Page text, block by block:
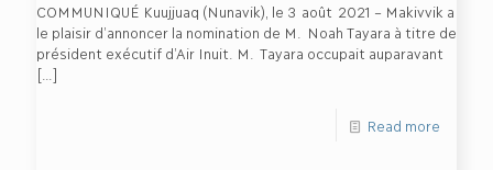
COMMUNIQUÉ Kuujjuaq (Nunavik), le 3 août 2021 – Makivvik a
le plaisir d’annoncer la nomination de M. Noah Tayara à titre de
président exécutif d’Air Inuit. M. Tayara occupait auparavant
[…]
Read more